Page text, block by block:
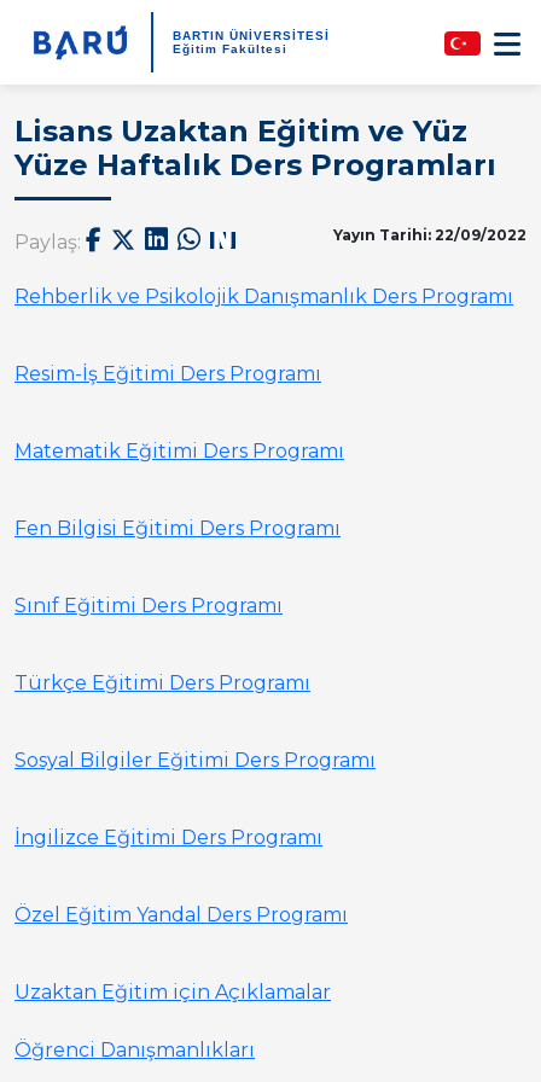
BARTIN ÜNİVERSİTESİ
Eğitim Fakültesi
Lisans Uzaktan Eğitim ve Yüz
Yüze Haftalık Ders Programları
Paylaş: Yayın Tarihi: 22/09/2022
Rehberlik ve Psikolojik Danışmanlık Ders Programı
Resim-İş Eğitimi Ders Programı
Matematik Eğitimi Ders Programı
Fen Bilgisi Eğitimi Ders Programı
Sınıf Eğitimi Ders Programı
Türkçe Eğitimi Ders Programı
Sosyal Bilgiler Eğitimi Ders Programı
İngilizce Eğitimi Ders Programı
Özel Eğitim Yandal Ders Programı
Uzaktan Eğitim için Açıklamalar
Öğrenci Danışmanlıkları